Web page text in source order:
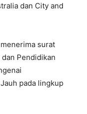
dan City and
surat
Pendidikan
pada lingkup